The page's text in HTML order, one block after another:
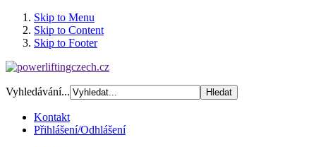
Skip to Menu
Skip to Content
Skip to Footer
Vyhledávání...
Kontakt
Přihlášení/Odhlášení